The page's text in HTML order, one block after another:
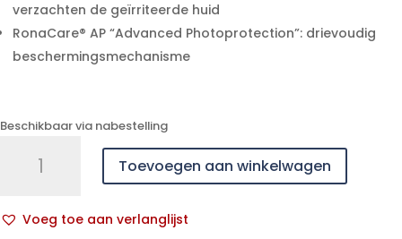
verzachten de geïrriteerde huid
RonaCare® AP “Advanced Photoprotection”: drievoudig
beschermingsmechanisme
Beschikbaar via nabestelling
50
Toevoegen aan winkelwagen
Voeg toe aan verlanglijst